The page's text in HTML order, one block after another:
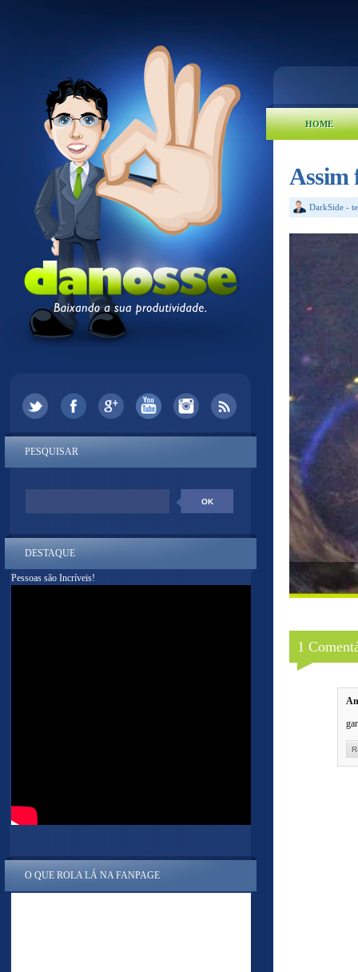
HOME
Assim
DarkSide -
1
PESQUISAR
DESTAQUE
Pessoas são Incríveis!
O QUE ROLA LÁ NA FANPAGE